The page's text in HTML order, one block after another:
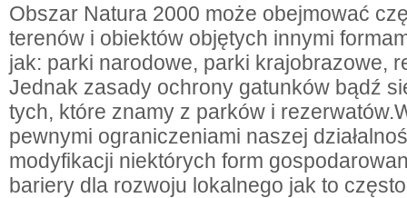
Obszar Natura 2000 może obejmować
terenów i obiektów objętych innymi
jak: parki narodowe, parki krajobrazowe,
Jednak zasady ochrony gatunków bądź
tych, które znamy z parków i
pewnymi ograniczeniami naszej
modyfikacji niektórych form
bariery dla rozwoju lokalnego jak to